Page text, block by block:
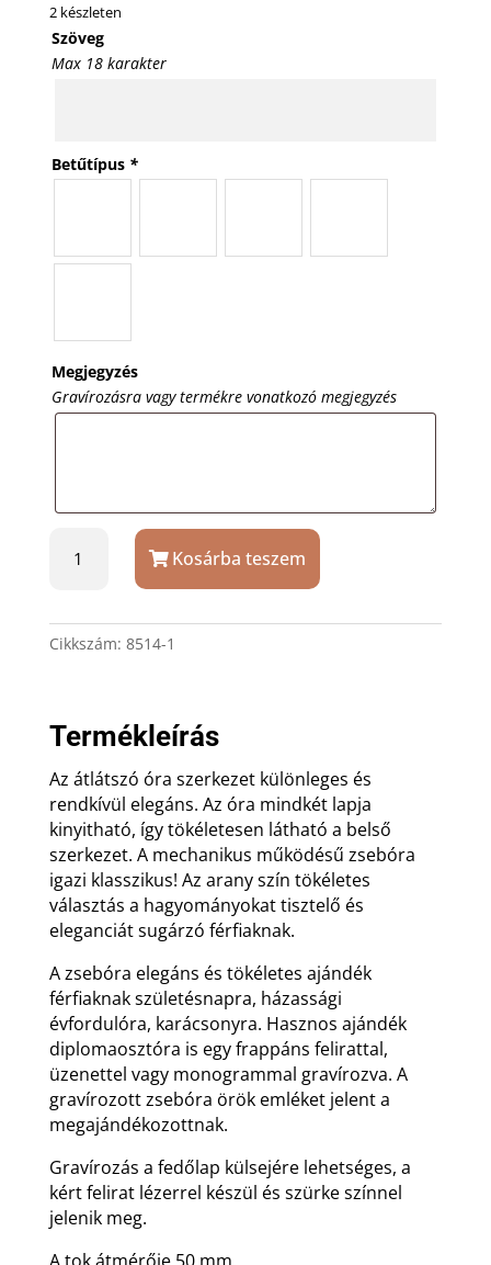
2 készleten
Szöveg
Max 18 karakter
Betűtípus *
Megjegyzés
Gravírozásra vagy termékre vonatkozó megjegyzés
Astron
zsebóra
Kosárba teszem
Cikkszám: 8514-1
Termékleírás
Az átlátszó óra szerkezet különleges és
rendkívül elegáns. Az óra mindkét lapja
kinyitható, így tökéletesen látható a belső
szerkezet. A mechanikus működésű zsebóra
igazi klasszikus! Az arany szín tökéletes
választás a hagyományokat tisztelő és
eleganciát sugárzó férfiaknak.
A zsebóra elegáns és tökéletes ajándék
férfiaknak születésnapra, házassági
évfordulóra, karácsonyra. Hasznos ajándék
diplomaosztóra is egy frappáns felirattal,
üzenettel vagy monogrammal gravírozva. A
gravírozott zsebóra örök emléket jelent a
megajándékozottnak.
Gravírozás a fedőlap külsejére lehetséges, a
kért felirat lézerrel készül és szürke színnel
jelenik meg.